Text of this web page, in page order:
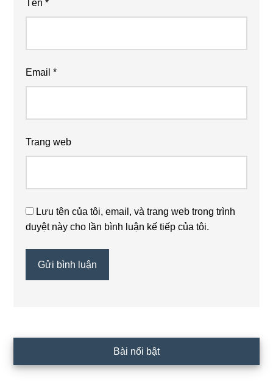
Tên*
Email*
Trang web
Lưu tên của tôi, email, và trang web trong trình
duyệt này cho lần bình luận kế tiếp của tôi.
chính
Bài nổi bật